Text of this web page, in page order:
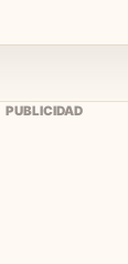
PUBLICIDAD